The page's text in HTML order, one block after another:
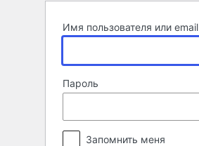
Имя пользователя или email
Пароль
Запомнить меня